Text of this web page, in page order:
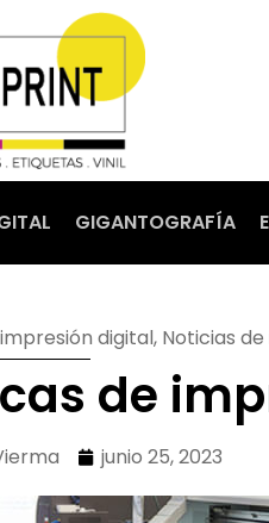
GIGANTOGRAFÍA
digital, Noticias
de
junio 25, 2023